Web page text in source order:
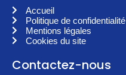
Accueil
Politique de confidentialité
Mentions légales
Cookies du site
Contactez-nous